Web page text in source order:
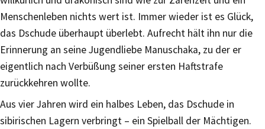
Menschenleben nichts wert ist. Immer wieder ist es Glück,
das Dschude überhaupt überlebt. Aufrecht hält ihn nur die
Erinnerung an seine Jugendliebe Manuschaka, zu der er
eigentlich nach Verbüßung seiner ersten Haftstrafe
zurückkehren wollte.
Aus vier Jahren wird ein halbes Leben, das Dschude in
sibirischen Lagern verbringt – ein Spielball der Mächtigen.